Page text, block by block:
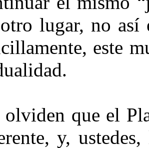
lugar, no así
este
que el
y,